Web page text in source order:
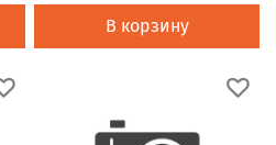
В корзину